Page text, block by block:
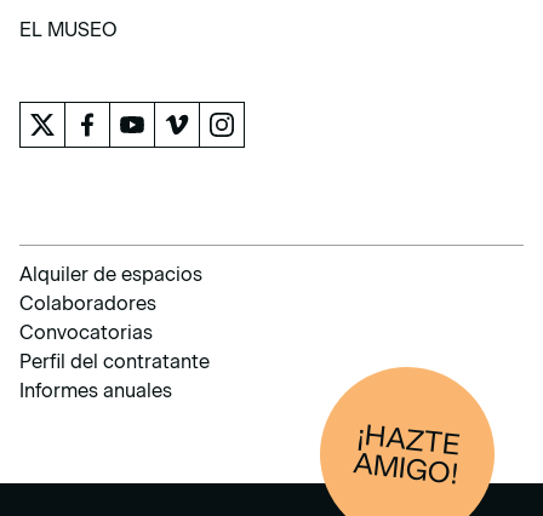
EL MUSEO
Alquiler de espacios
Colaboradores
Convocatorias
Perfil del contratante
Informes anuales
¡HAZTE
AM
IGO!